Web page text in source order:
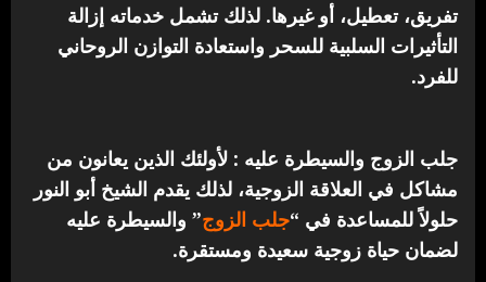
تفريق، تعطيل، أو غيرها. لذلك تشمل خدماته إزالة
التأثيرات السلبية للسحر واستعادة التوازن الروحاني
للفرد.
جلب الزوج والسيطرة عليه : لأولئك الذين يعانون من
مشاكل في العلاقة الزوجية، لذلك يقدم الشيخ أبو النور
حلولاً للمساعدة في “جلب الزوج” والسيطرة عليه
لضمان حياة زوجية سعيدة ومستقرة.